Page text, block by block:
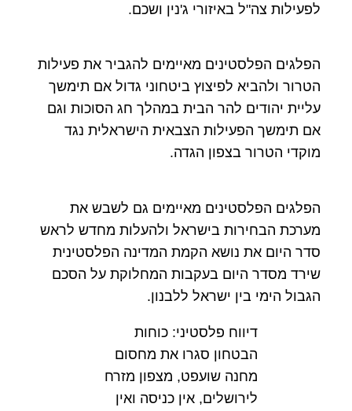
לפעילות צה"ל באיזורי ג'נין ושכם.
הפלגים הפלסטינים מאיימים להגביר את פעילות
הטרור ולהביא לפיצוץ ביטחוני גדול אם תימשך
עליית יהודים להר הבית במהלך חג הסוכות וגם
אם תימשך הפעילות הצבאית הישראלית נגד
מוקדי הטרור בצפון הגדה.
הפלגים הפלסטינים מאיימים גם לשבש את
מערכת הבחירות בישראל ולהעלות מחדש לראש
סדר היום את נושא הקמת המדינה הפלסטינית
שירד מסדר היום בעקבות המחלוקת על הסכם
הגבול הימי בין ישראל ללבנון.
דיווח פלסטיני: כוחות
הבטחון סגרו את מחסום
מחנה שועפט, מצפון מזרח
לירושלים, אין כניסה ואין